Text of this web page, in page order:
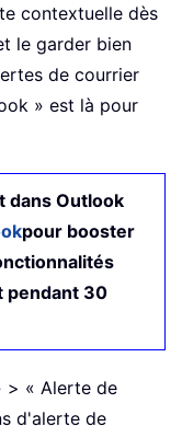
contextuelle dès
le garder bien
de courrier
» est là pour
dans Outlook
pour booster
pendant 30
> « Alerte de
d'alerte de